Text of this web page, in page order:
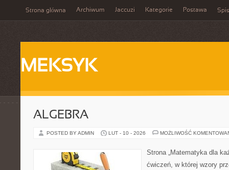
Strona główna Archiwum Jaccuzi Kategorie Postawa
MEKSYK
ALGEBRA
POSTED BY ADMIN LUT - 10 - 2026 MOŻLIWOŚĆ
Strona „Matematyka dla
ćwiczeń, w której wzory